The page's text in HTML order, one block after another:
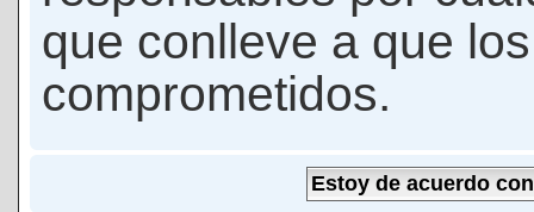
que conlleve a que
comprometidos.